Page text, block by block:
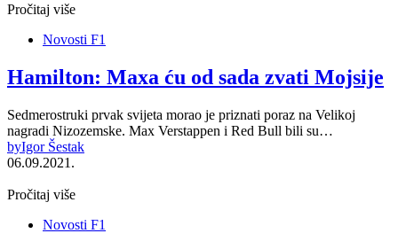
Pročitaj više
Novosti F1
Hamilton: Maxa ću od sada zvati Mojsije
Sedmerostruki prvak svijeta morao je priznati poraz na Velikoj
nagradi Nizozemske. Max Verstappen i Red Bull bili su…
byIgor Šestak
06.09.2021.
Pročitaj više
Novosti F1